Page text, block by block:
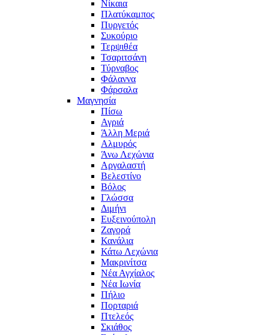
Νίκαια
Πλατύκαμπος
Πυργετός
Συκούριο
Τερψιθέα
Τσαριτσάνη
Τύρναβος
Φάλαννα
Φάρσαλα
Μαγνησία
Πίσω
Αγριά
Άλλη Μεριά
Αλμυρός
Άνω Λεχώνια
Αργαλαστή
Βελεστίνο
Βόλος
Γλώσσα
Διμήνι
Ευξεινούπολη
Ζαγορά
Κανάλια
Κάτω Λεχώνια
Μακρινίτσα
Νέα Αγχίαλος
Νέα Ιωνία
Πήλιο
Πορταριά
Πτελεός
Σκιάθος